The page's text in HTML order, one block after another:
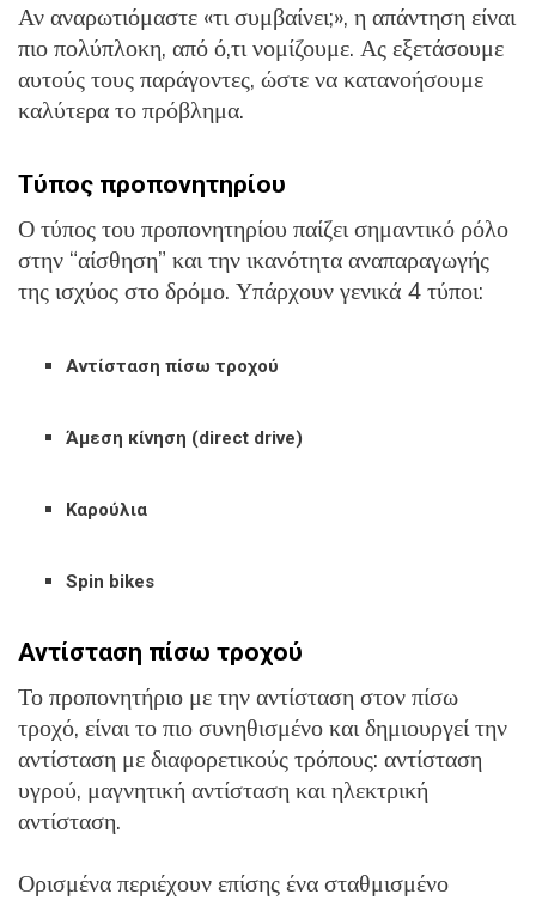
Αν αναρωτιόμαστε «τι συμβαίνει;», η απάντηση είναι
πιο πολύπλοκη, από ό,τι νομίζουμε. Ας εξετάσουμε
αυτούς τους παράγοντες, ώστε να κατανοήσουμε
καλύτερα το πρόβλημα.
Τύπος προπονητηρίου
Ο τύπος του προπονητηρίου παίζει σημαντικό ρόλο
στην “αίσθηση” και την ικανότητα αναπαραγωγής
της ισχύος στο δρόμο. Υπάρχουν γενικά 4 τύποι:
Αντίσταση πίσω τροχού
Άμεση κίνηση (direct drive)
Καρούλια
Spin bikes
Αντίσταση πίσω τροχού
Το προπονητήριο με την αντίσταση στον πίσω
τροχό, είναι το πιο συνηθισμένο και δημιουργεί την
αντίσταση με διαφορετικούς τρόπους: αντίσταση
υγρού, μαγνητική αντίσταση και ηλεκτρική
αντίσταση.
Ορισμένα περιέχουν επίσης ένα σταθμισμένο